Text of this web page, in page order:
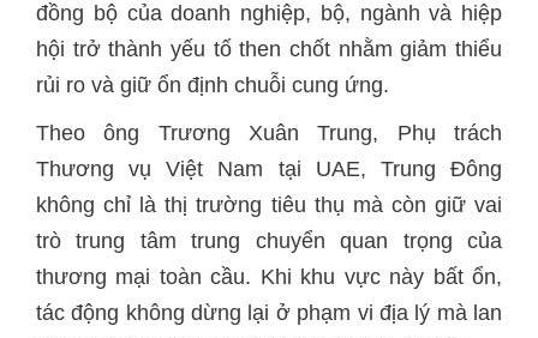
đồng bộ của doanh nghiệp, bộ, ngành và hiệp
hội trở thành yếu tố then chốt nhằm giảm thiểu
rủi ro và giữ ổn định chuỗi cung ứng.
Theo ông Trương Xuân Trung, Phụ trách
Thương vụ Việt Nam tại UAE, Trung Đông
không chỉ là thị trường tiêu thụ mà còn giữ vai
trò trung tâm trung chuyển quan trọng của
thương mại toàn cầu. Khi khu vực này bất ổn,
tác động không dừng lại ở phạm vi địa lý mà lan